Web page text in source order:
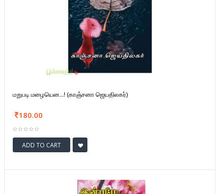
மறுபடி மழையென...! (காஞ்சனா ஜெயதிலகர்)
180.00
ADD TO CART